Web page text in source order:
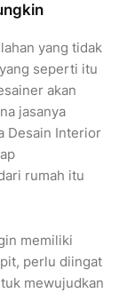
yang tidak
seperti itu
akan
jasanya
Desain Interior
rumah itu
memiliki
perlu diingat
mewujudkan